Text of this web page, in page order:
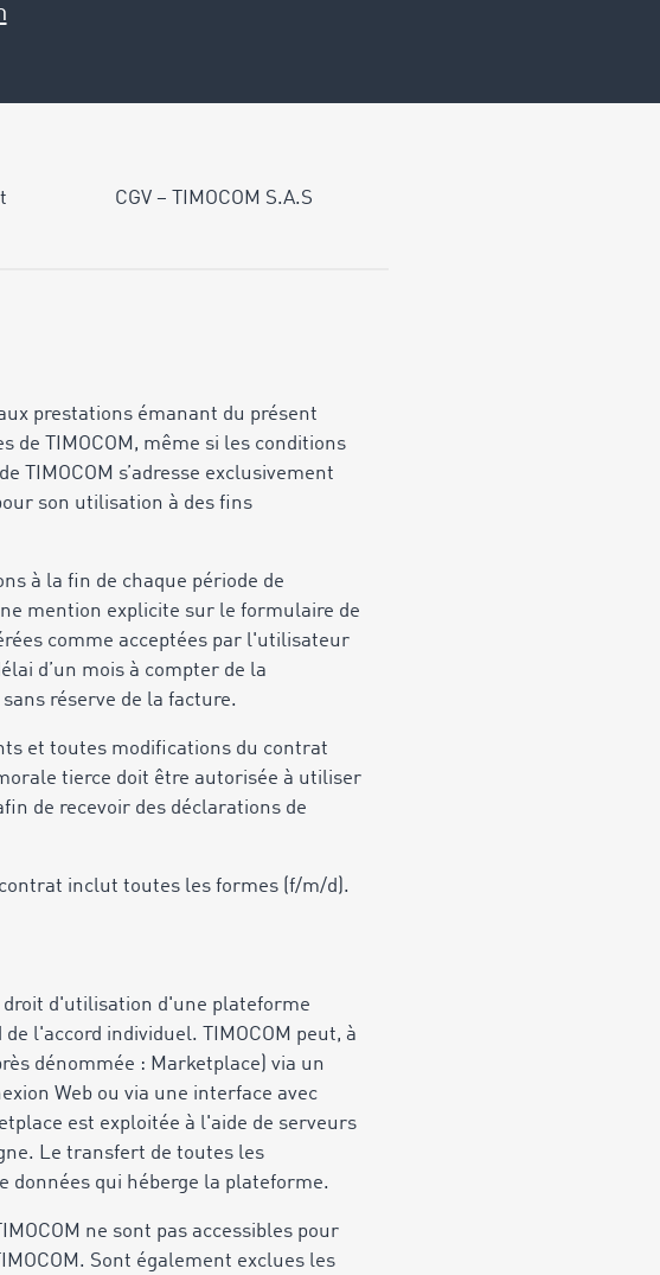
CGV – TIMOCOM S.A.S
prestations émanant du présent
TIMOCOM, même si les conditions
TIMOCOM s’adresse exclusivement
son utilisation à des fins
à la fin de chaque période de
mention explicite sur le formulaire de
comme acceptées par l'utilisateur
d’un mois à compter de la
réserve de la facture.
et toutes modifications du contrat
tierce doit être autorisée à utiliser
de recevoir des déclarations de
inclut toutes les formes (f/m/d).
droit d'utilisation d'une plateforme
l'accord individuel. TIMOCOM peut, à
dénommée : Marketplace) via un
Web ou via une interface avec
est exploitée à l'aide de serveurs
Le transfert de toutes les
données qui héberge la plateforme.
ne sont pas accessibles pour
Sont également exclues les